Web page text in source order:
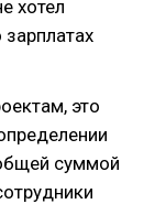
хотел
это
суммой